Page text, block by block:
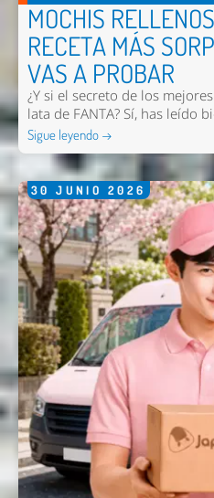
MOCHIS
RECETA MÁS
VAS A PROBAR
¿Y si el secreto de los
lata de FANTA? Sí, has leído
Sigue leyendo →
30 JUNIO 2026
Nombre *
Email *
Comentario *